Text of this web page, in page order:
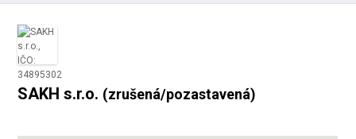
SAKH s.r.o. (zrušená/pozastavená)